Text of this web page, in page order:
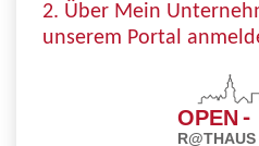
2. Über Mein
unserem Portal